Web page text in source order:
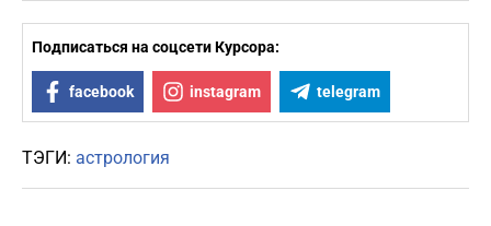
Подписаться на соцсети Курсора:
facebook instagram telegram
ТЭГИ: астрология